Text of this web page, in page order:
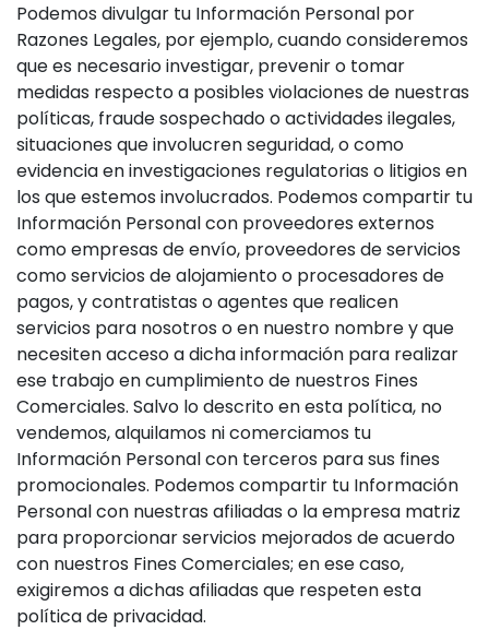
Podemos divulgar tu Información Personal por
Razones Legales, por ejemplo, cuando consideremos
que es necesario investigar, prevenir o tomar
medidas respecto a posibles violaciones de nuestras
políticas, fraude sospechado o actividades ilegales,
situaciones que involucren seguridad, o como
evidencia en investigaciones regulatorias o litigios en
los que estemos involucrados. Podemos compartir tu
Información Personal con proveedores externos
como empresas de envío, proveedores de servicios
como servicios de alojamiento o procesadores de
pagos, y contratistas o agentes que realicen
servicios para nosotros o en nuestro nombre y que
necesiten acceso a dicha información para realizar
ese trabajo en cumplimiento de nuestros Fines
Comerciales. Salvo lo descrito en esta política, no
vendemos, alquilamos ni comerciamos tu
Información Personal con terceros para sus fines
promocionales. Podemos compartir tu Información
Personal con nuestras afiliadas o la empresa matriz
para proporcionar servicios mejorados de acuerdo
con nuestros Fines Comerciales; en ese caso,
exigiremos a dichas afiliadas que respeten esta
política de privacidad.